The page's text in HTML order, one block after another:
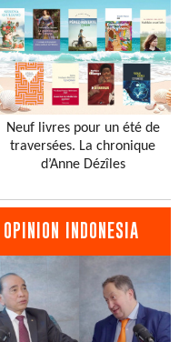
Neuf livres pour un été de
traversées. La chronique
d’Anne Dézîles
OPINION INDONESIA